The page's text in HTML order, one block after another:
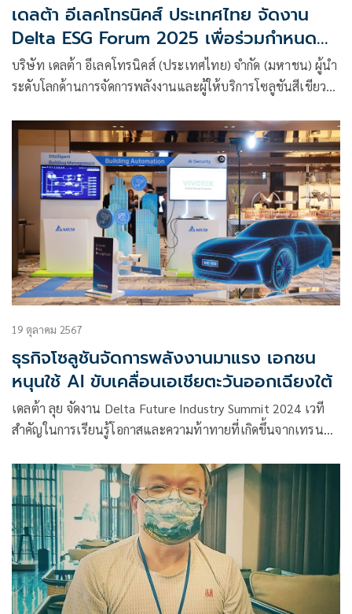
เดลต้า อีเลคโทรนิคส์ ประเทศไทย จัดงาน
Delta ESG Forum 2025 เพื่อร่วมกำหนด
ทิศทางสู่ประเทศไทยที่ยั่งยืนและเท่าเทียมยิ่ง
ขึ้น
บริษัท เดลต้า อีเลคโทรนิคส์ (ประเทศไทย) จำกัด (มหาชน) ผู้นำ
ระดับโลกด้านการจัดการพลังงานและผู้ให้บริการโซลูชันสีเขียว
พลังทุกภาคส่วน เพื่อประเทศไทยที่ยั่งยืน”
19 ตุลาคม 2567
ธุรกิจโซลูชันจัดการพลังงานมาแรง เอกชน
หนุนใช้ AI ขับเคลื่อนเอเชียตะวันออกเฉียงใต้
เดลต้า ลุย จัดงาน Delta Future Industry Summit 2024 เวที
สำคัญในการเรียนรู้โอกาสและความท้าทายที่เกิดขึ้นจากเทรนด์